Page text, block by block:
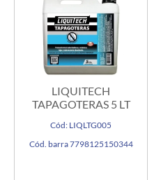
LIQUITECH
TAPAGOTERAS 5 LT
Cód: LIQLTG005
Cód. barra 7798125150344